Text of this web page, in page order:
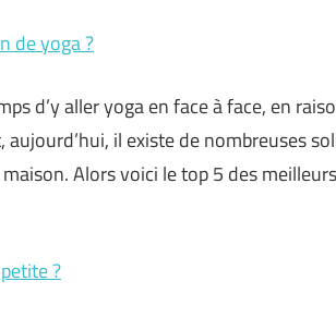
de yoga ?
d’y aller yoga en face à face, en
il existe de nombreuses
Alors voici le top 5 des
?